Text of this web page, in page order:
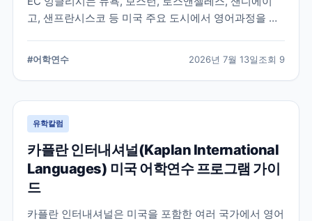
고, 샌프란시스코 등 미국 주요 도시에서 영어과정을 안
할 내용을 정리합니다.
#어학연수 2026년 7월 13일조회 9
유학칼럼
카플란 인터내셔널(Kaplan International
Languages) 미국 어학연수 프로그램 가이
드
카플란 인터내셔널은 미국을 포함한 여러 국가에서 영어